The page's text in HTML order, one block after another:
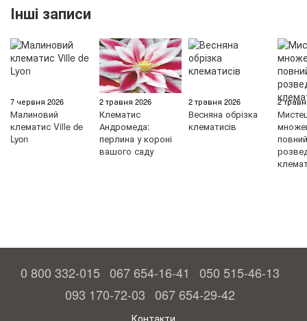
Інші записи
7 червня 2026
Малиновий
клематис Ville de
Lyon
2 травня 2026
Клематис
Андромеда:
перлина у короні
вашого саду
2 травня 2026
Весняна обрізка
клематисів
2
повний
0 800 332-015 067 654-16-41
050 515-46-13
093 170-72-03 067 654-29-42
Контакти